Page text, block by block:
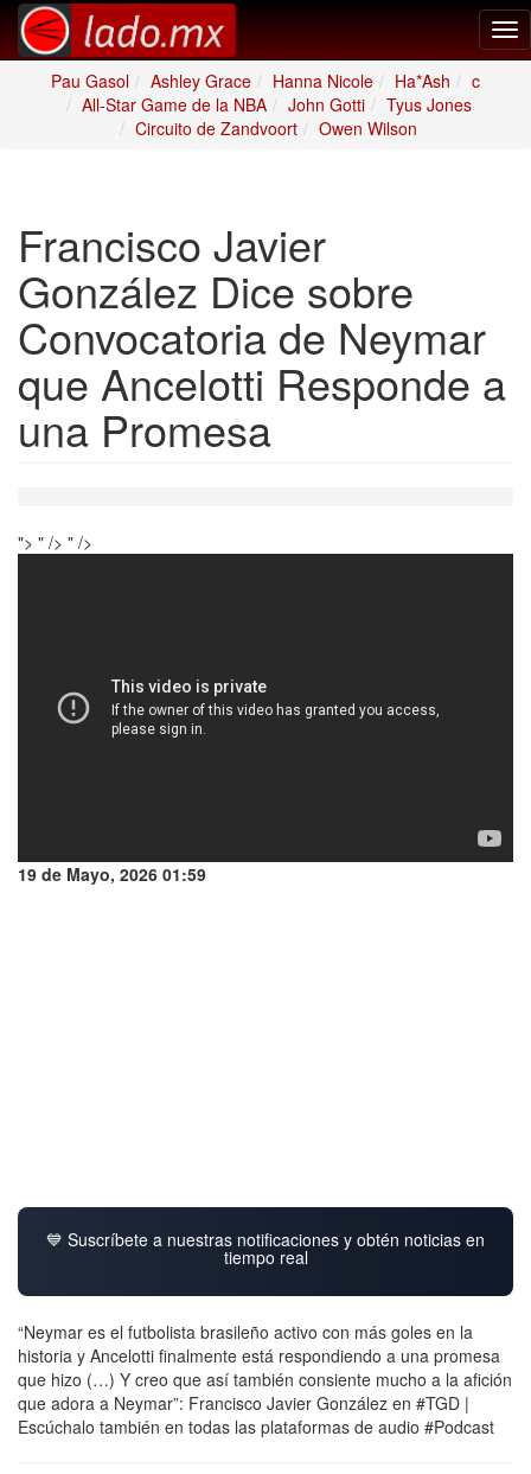
Pau Gasol
Ashley Grace Hanna Nicole Ha*Ash
c
All-Star Game de la NBA
John Gotti
Tyus Jones
Circuito de Zandvoort
Owen Wilson
Francisco Javier
González Dice sobre
Convocatoria de Neymar
que Ancelotti Responde a
una Promesa
"> " /> " />
19 de Mayo, 2026 01:59
💙 Suscríbete a nuestras notificaciones y obtén noticias en
tiempo real
“Neymar es el futbolista brasileño activo con más goles en la
historia y Ancelotti finalmente está respondiendo a una promesa
que hizo (…) Y creo que así también consiente mucho a la afición
que adora a Neymar”: Francisco Javier González en #TGD |
Escúchalo también en todas las plataformas de audio #Podcast